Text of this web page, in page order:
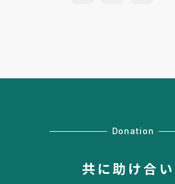
Donation
共に助け合い